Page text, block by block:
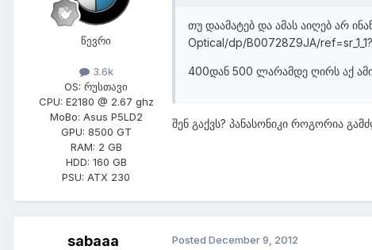
წევრი
3.6k
OS: რუსთავი
CPU: E2180 @ 2.67 ghz
MoBo: Asus P5LD2
GPU: 8500 GT
RAM: 2 GB
HDD: 160 GB
PSU: ATX 230
თუ დაამატებ და ამას აიღებ არ
Optical/dp/B00728Z9JA/
400დან 500 ლარამდე ღირს აქ
შენ გაქვს? პანასონიკი როგორია
sabaaa Posted December 9, 2012